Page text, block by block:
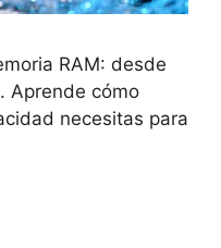
RAM: desde
Aprende cómo
necesitas para